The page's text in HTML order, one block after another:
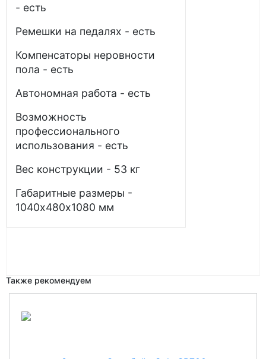
- есть
Ремешки на педалях - есть
Компенсаторы неровности
пола - есть
Автономная работа - есть
Возможность
профессионального
использования - есть
Вес конструкции - 53 кг
Габаритные размеры -
1040х480х1080 мм
Также рекомендуем